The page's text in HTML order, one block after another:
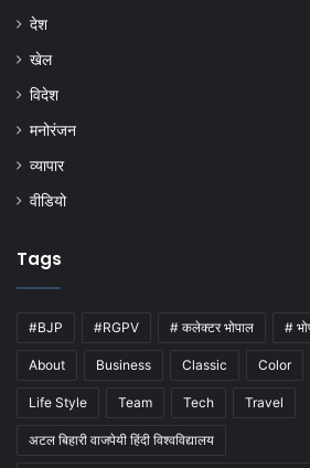
देश
खेल
विदेश
मनोरंजन
व्यापार
वीडियो
Tags
#BJP #RGPV # कलेक्टर भोपाल #
About Business Classic Color
Life Style Team Tech Travel
अटल बिहारी वाजपेयी हिंदी विश्वविद्यालय